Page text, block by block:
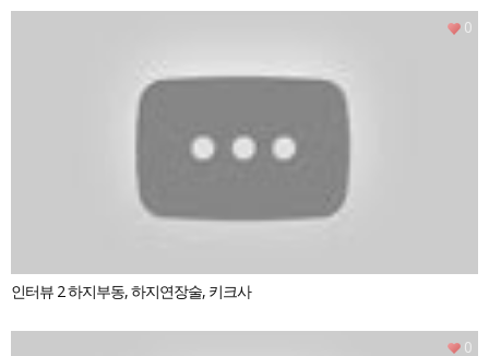
인터뷰 2 하지부동, 하지연장술, 키크사
0
0